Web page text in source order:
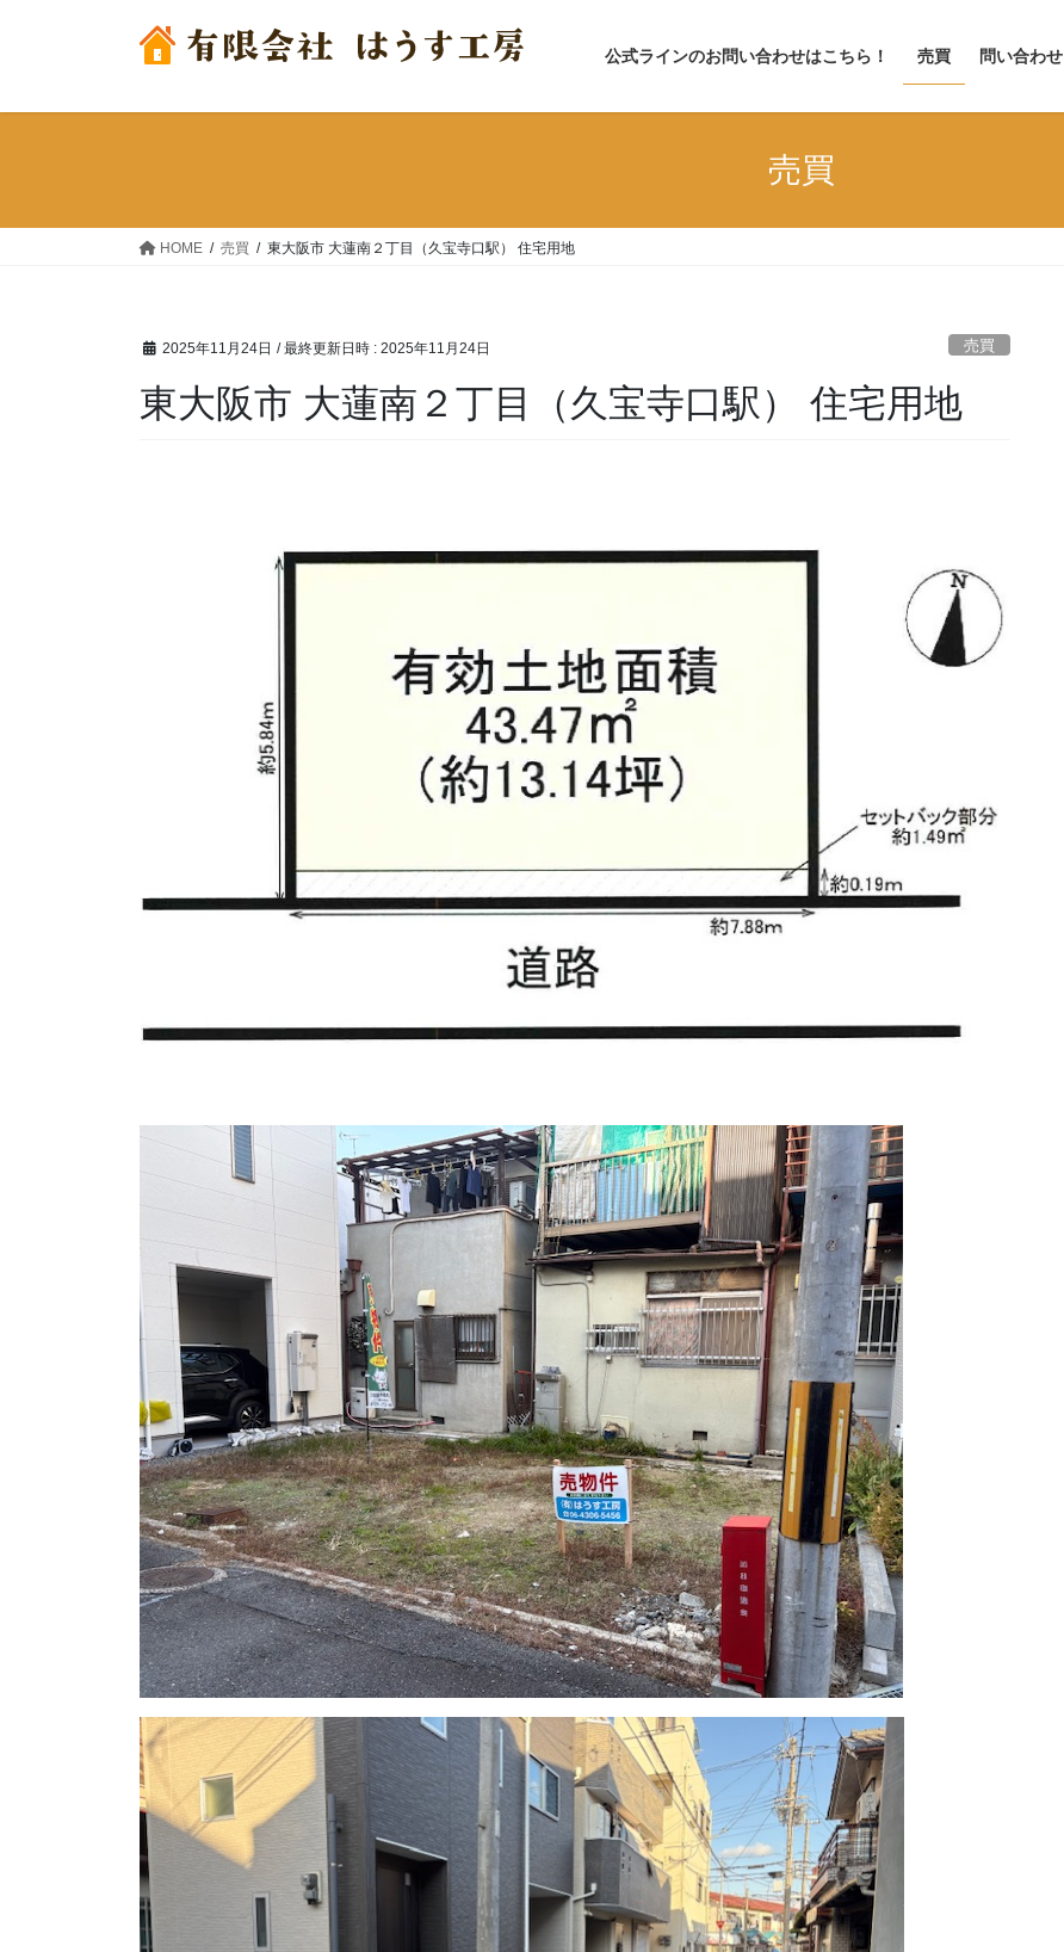
公式ラインのお問い合わせはこちら！ 売買 問い合わせ
売買
HOME 売買 東大阪市 大蓮南２丁目（久宝寺口駅） 住宅用地
2025年11月24日 / 最終更新日時 : 2025年11月24日 売買
東大阪市 大蓮南２丁目（久宝寺口駅） 住宅用地